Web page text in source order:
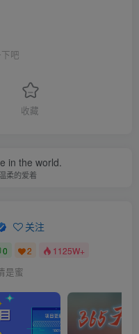
吧
收藏
in the world.
柔的爱着
关注
0 2 1125W+
是蜜